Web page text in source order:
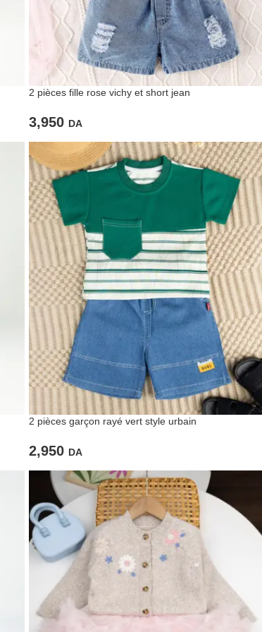
2 pièces fille rose vichy et short jean
3,950 DA
2 pièces garçon rayé vert style urbain
2,950 DA